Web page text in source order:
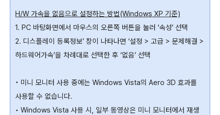
H/W 가속을 없음으로 설정하는 방법(Windows XP 기준)
1. PC 바탕화면에서 마우스의 오른쪽 버튼을 눌러 ‘속성’ 선택
2. 디스플레이 등록정보’ 창이 나타나면 ‘설정 > 고급 > 문제해결 >
하드웨어가속’을 차례대로 선택한 후 ‘없음’ 선택
• 미니 모니터 사용 중에는 Windows Vista의 Aero 3D 효과를
사용할 수 없습니다.
• Windows Vista 사용 시, 일부 동영상은 미니 모니터에서 재생